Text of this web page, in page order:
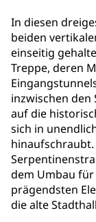
In diesen
beiden
einseitig
Treppe, deren
inzwischen den
auf die
sich in
dem Umbau
prägendsten
die alte